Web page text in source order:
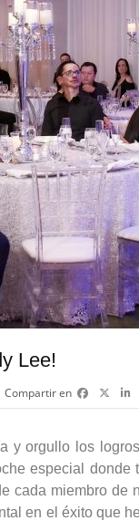
Lee!
Compartir en
y orgullo los
especial donde
cada miembro de
en el éxito que